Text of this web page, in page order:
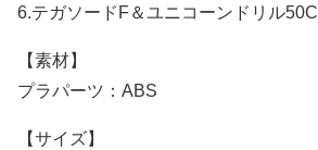
6.テガソードF＆ユニコーンドリル50C
【素材】
プラパーツ：ABS
【サイズ】